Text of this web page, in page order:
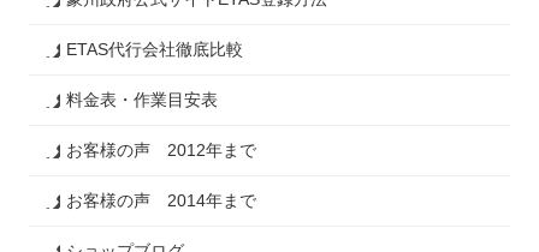
ETAS代行会社徹底比較
料金表・作業目安表
お客様の声 2012年まで
お客様の声 2014年まで